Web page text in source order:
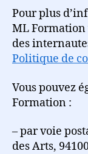
Pour plus
ML
des
Politique de
Vous pouvez
Formation :
– par voie
des Arts,